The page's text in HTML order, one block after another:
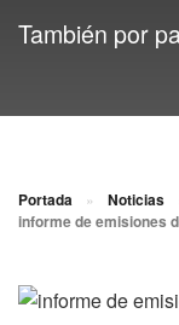
También por
Portada » Noticias
informe de emisiones